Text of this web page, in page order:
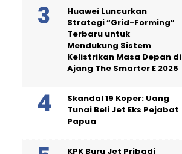
Huawei Luncurkan
Strategi “Grid-Forming”
Terbaru untuk
Mendukung Sistem
Kelistrikan Masa Depan di
Ajang The Smarter E 2026
Skandal 19 Koper: Uang
Tunai Beli Jet Eks Pejabat
Papua
KPK Buru Jet Pribadi